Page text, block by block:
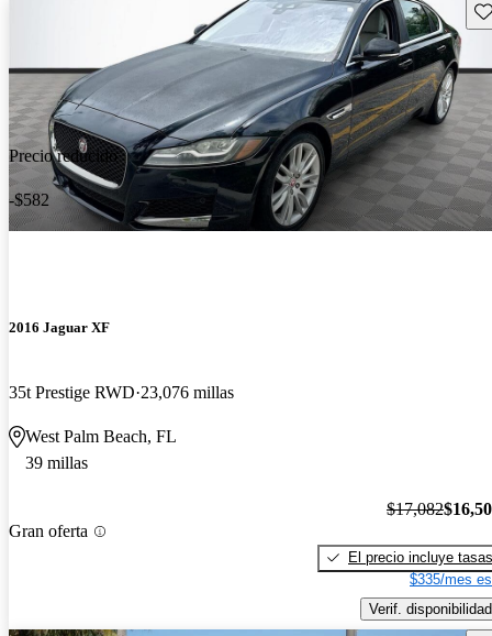
Precio reducido
-$582
2016 Jaguar XF
35t Prestige RWD 23,076 millas
West Palm Beach, FL
39 millas
Gran oferta
$17,082
El precio incluye tasas
$335/mes
Verif. disponibilidad